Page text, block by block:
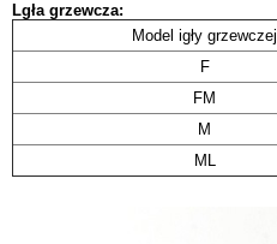
Lgła grzewcza:
Model igły grzewczej
F
FM
M
ML